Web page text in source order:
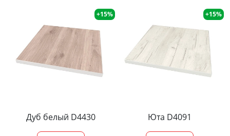
+15%
Дуб белый D4430
+15%
Юта D4091